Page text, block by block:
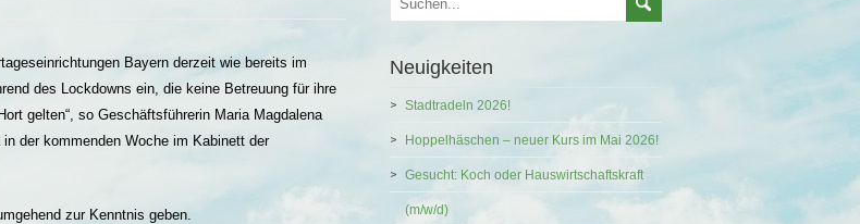
Bayern derzeit wie bereits im
des Lockdowns ein, die keine Betreuung für ihre
gelten“, so Geschäftsführerin Maria Magdalena
der kommenden Woche im Kabinett der
zur Kenntnis geben.
Neuigkeiten
Stadtradeln 2026!
Hoppelhäschen – neuer Kurs im Mai 2026!
Gesucht: Koch oder Hauswirtschaftskraft
(m/w/d)